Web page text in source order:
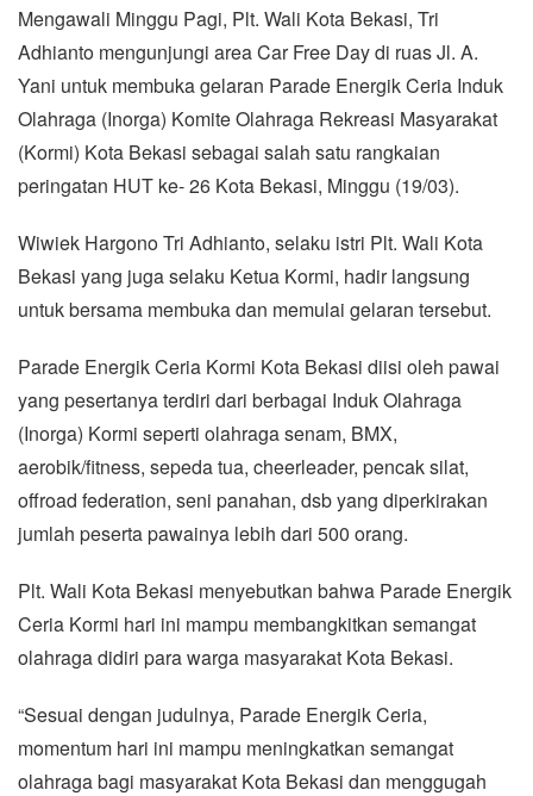
Mengawali Minggu Pagi, Plt. Wali Kota Bekasi, Tri
Adhianto mengunjungi area Car Free Day di ruas Jl. A.
Yani untuk membuka gelaran Parade Energik Ceria Induk
Olahraga (Inorga) Komite Olahraga Rekreasi Masyarakat
(Kormi) Kota Bekasi sebagai salah satu rangkaian
peringatan HUT ke- 26 Kota Bekasi, Minggu (19/03).
Wiwiek Hargono Tri Adhianto, selaku istri Plt. Wali Kota
Bekasi yang juga selaku Ketua Kormi, hadir langsung
untuk bersama membuka dan memulai gelaran tersebut.
Parade Energik Ceria Kormi Kota Bekasi diisi oleh pawai
yang pesertanya terdiri dari berbagai Induk Olahraga
(Inorga) Kormi seperti olahraga senam, BMX,
aerobik/fitness, sepeda tua, cheerleader, pencak silat,
offroad federation, seni panahan, dsb yang diperkirakan
jumlah peserta pawainya lebih dari 500 orang.
Plt. Wali Kota Bekasi menyebutkan bahwa Parade Energik
Ceria Kormi hari ini mampu membangkitkan semangat
olahraga didiri para warga masyarakat Kota Bekasi.
“Sesuai dengan judulnya, Parade Energik Ceria,
momentum hari ini mampu meningkatkan semangat
olahraga bagi masyarakat Kota Bekasi dan menggugah